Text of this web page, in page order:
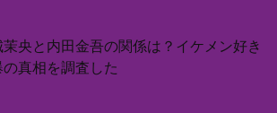
茉央と内田金吾の関係は？イケメン好き
真相を調査した